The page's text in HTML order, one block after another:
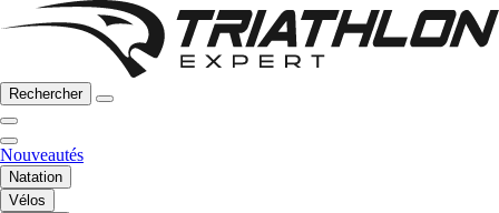
Rechercher
Nouveautés
Natation
Vélos